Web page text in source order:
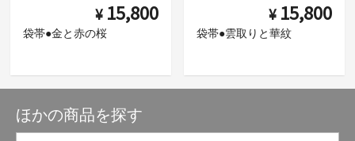
¥ 15,800
袋帯●金と赤の桜
¥ 15,800
袋帯●雲取りと華紋
ほかの商品を探す